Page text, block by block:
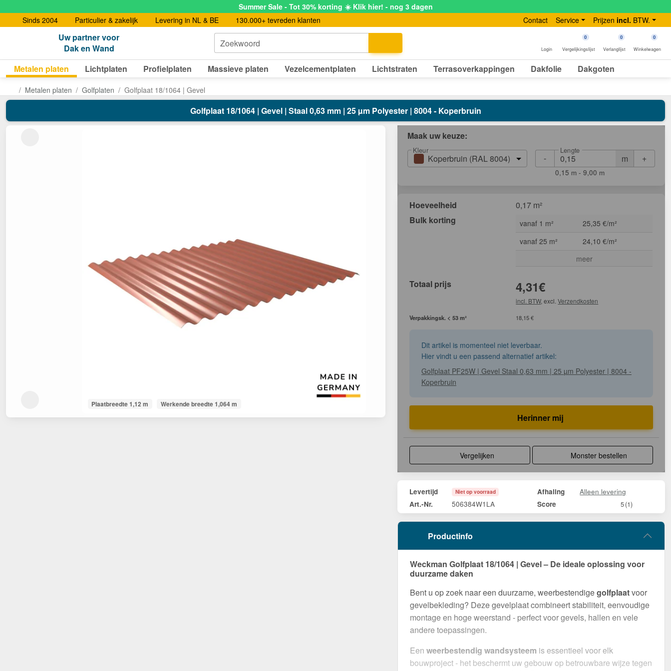
Summer Sale - Tot 30% korting ☀️ Klik hier! - nog 3 dagen
Sinds 2004
Particulier & zakelijk Levering in NL & BE 130.000+ tevreden klanten Contact Service Prijzen incl. BTW.
Uw partner voor
Dak en Wand
Zoekwoord
Login
0
Vergelijkingslijst
0
Verlanglijst
0
Winkelwagen
Metalen platen Lichtplaten Profielplaten Massieve platen Vezelcementplaten Lichtstraten Terrasoverkappingen Dakfolie Dakgoten
Metalen platen Golfplaten Golfplaat 18/1064 | Gevel
Golfplaat 18/1064 | Gevel | Staal 0,63 mm | 25 µm Polyester | 8004 - Koperbruin
Plaatbreedte 1,12 m Werkende breedte 1,064 m
Maak uw keuze:
Kleur
Koperbruin (RAL 8004) - m
Lengte
+
0,15 m - 9,00 m
Hoeveelheid
0,17 m²
Bulk korting
vanaf 1 m²
25,35 €/m²
vanaf 25 m²
24,10 €/m²
meer
Totaal prijs 4,31€
incl. BTW, excl.Verzendkosten
Verpakkingsk. < 53 m² 18,15 €
Dit artikel is momenteel niet leverbaar.
Hier vindt u een passend alternatief artikel:
Golfplaat PF25W | Gevel Staal 0,63 mm | 25 µm Polyester | 8004 -
Koperbruin
Herinner mij
Vergelijken Monster bestellen
Levertijd Niet op voorraad Afhaling Alleen levering
Art.-Nr. 506384W1LA Score 5(1)
Productinfo
Weckman Golfplaat 18/1064 | Gevel – De ideale oplossing voor
duurzame daken
Bent u op zoek naar een duurzame, weerbestendigegolfplaatvoor
gevelbekleding? Deze gevelplaat combineert stabiliteit, eenvoudige
montage en hoge weerstand - perfect voor gevels, hallen en vele
andere toepassingen.
Een weerbestendig wandsysteem is essentieel voor elk
bouwproject - het beschermt uw gebouw op betrouwbare wijze tegen